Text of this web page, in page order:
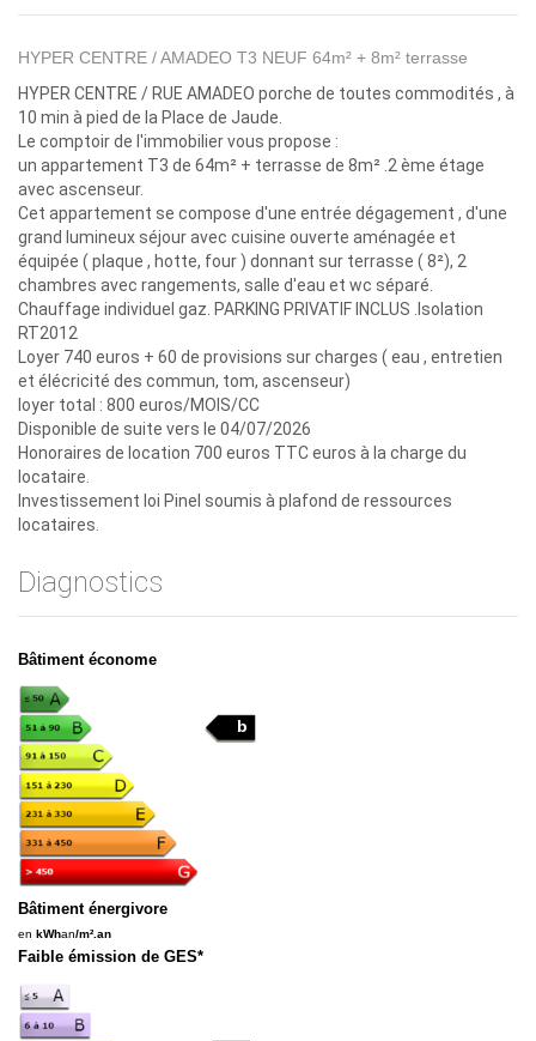
HYPER CENTRE / AMADEO T3 NEUF 64m² + 8m² terrasse
HYPER CENTRE / RUE AMADEO porche de toutes commodités , à
10 min à pied de la Place de Jaude.
Le comptoir de l'immobilier vous propose :
un appartement T3 de 64m² + terrasse de 8m² .2 ème étage
avec ascenseur.
Cet appartement se compose d'une entrée dégagement , d'une
grand lumineux séjour avec cuisine ouverte aménagée et
équipée ( plaque , hotte, four ) donnant sur terrasse ( 8²), 2
chambres avec rangements, salle d'eau et wc séparé.
Chauffage individuel gaz. PARKING PRIVATIF INCLUS .Isolation
RT2012
Loyer 740 euros + 60 de provisions sur charges ( eau , entretien
et élécricité des commun, tom, ascenseur)
loyer total : 800 euros/MOIS/CC
Disponible de suite vers le 04/07/2026
Honoraires de location 700 euros TTC euros à la charge du
locataire.
Investissement loi Pinel soumis à plafond de ressources
locataires.
Diagnostics
Bâtiment économe
b
Bâtiment énergivore
en kWhan/m².an
Faible émission de GES*